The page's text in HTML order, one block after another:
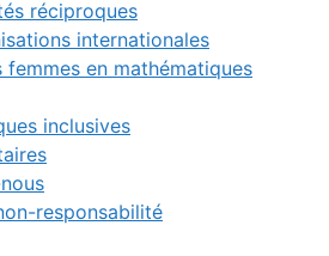
réciproques
internationales
femmes en mathématiques
inclusives
responsabilité